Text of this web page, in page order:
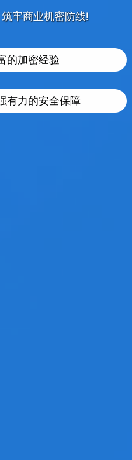
牢商业机密防线!
的加密经验
有力的安全保障